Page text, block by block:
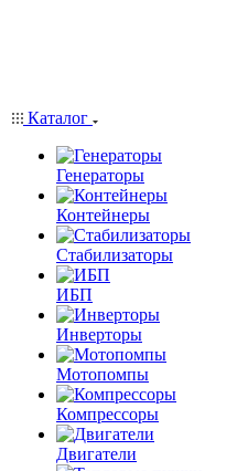
Каталог
Генераторы
Контейнеры
Стабилизаторы
ИБП
Инверторы
Мотопомпы
Компрессоры
Двигатели